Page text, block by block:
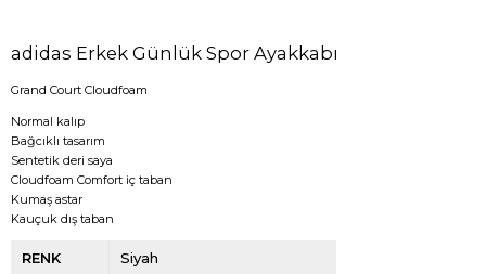
adidas Erkek Günlük Spor Ayakkabı
Grand Court Cloudfoam
Normal kalıp
Bağcıklı tasarım
Sentetik deri saya
Cloudfoam Comfort iç taban
Kumaş astar
Kauçuk dış taban
RENK Siyah